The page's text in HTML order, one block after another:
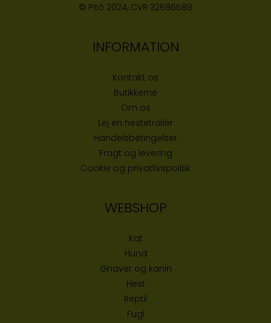
© Pitó 2024, CVR 32696589
INFORMATION
Kontakt os
Butikkerne
Om os
Lej en hestetrailer
Handelsbetingelser
Fragt og levering
Cookie og privatlivspolitik
WEBSHOP
Kat
Hund
Gnaver og kanin
Hest
Reptil
Fugl